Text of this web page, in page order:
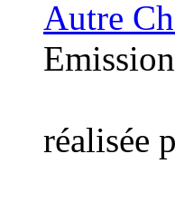
Autre
réalisée